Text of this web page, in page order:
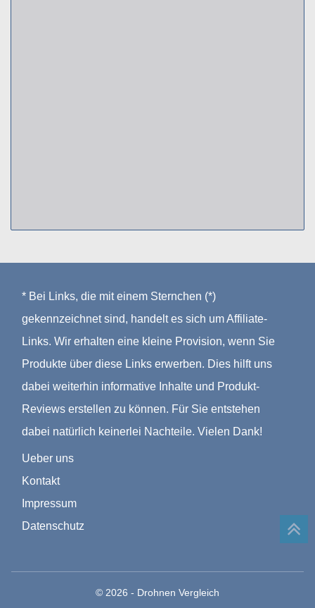
* Bei Links, die mit einem Sternchen (*)
gekennzeichnet sind, handelt es sich um Affiliate-
Links. Wir erhalten eine kleine Provision, wenn Sie
Produkte über diese Links erwerben. Dies hilft uns
dabei weiterhin informative Inhalte und Produkt-
Reviews erstellen zu können. Für Sie entstehen
dabei natürlich keinerlei Nachteile. Vielen Dank!
Ueber uns
Kontakt
Impressum
Datenschutz
© 2026 - Drohnen Vergleich